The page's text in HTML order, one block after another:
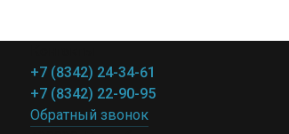
+7 (8342) 24-34-61
+7 (8342) 22-90-95
Обратный звонок